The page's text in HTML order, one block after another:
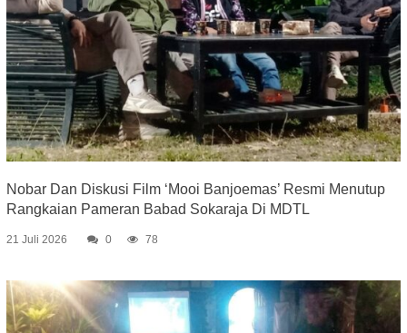
Nobar Dan Diskusi Film ‘Mooi Banjoemas’ Resmi Menutup
Rangkaian Pameran Babad Sokaraja Di MDTL
21 Juli 2026 0 78